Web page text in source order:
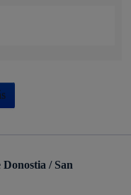
/ San